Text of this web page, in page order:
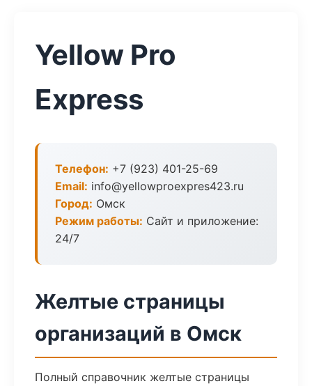
Yellow Pro
Express
Телефон: +7 (923) 401-25-69
Email: info@yellowproexpres423.ru
Город: Омск
Режим работы: Сайт и приложение:
24/7
Желтые страницы
организаций в Омск
Полный справочник желтые страницы